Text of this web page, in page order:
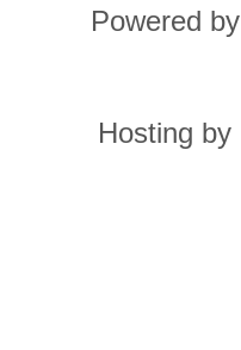
Powered by
Hosting by